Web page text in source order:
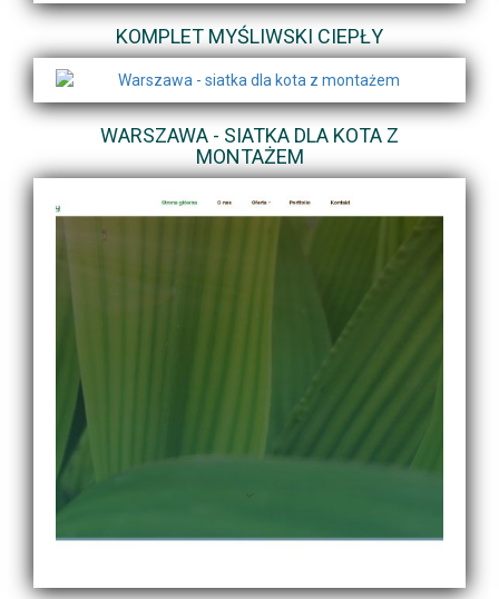
KOMPLET MYŚLIWSKI CIEPŁY
WARSZAWA - SIATKA DLA KOTA Z
MONTAŻEM